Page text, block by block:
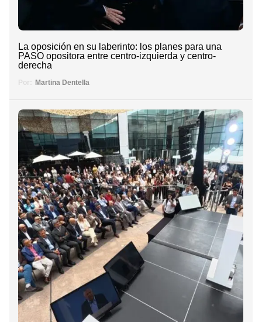
La oposición en su laberinto: los planes para una
PASO opositora entre centro-izquierda y centro-
derecha
Por: Martina Dentella